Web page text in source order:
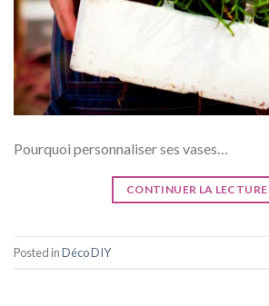
Pourquoi personnaliser ses vases…
CONTINUER LA LECTURE
Posted inDéco DIY